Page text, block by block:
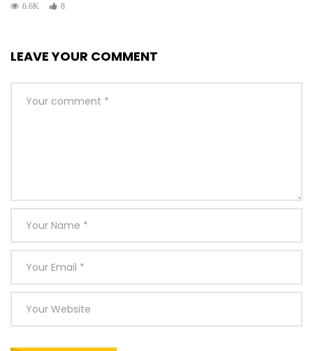
6.6K
8
LEAVE YOUR COMMENT